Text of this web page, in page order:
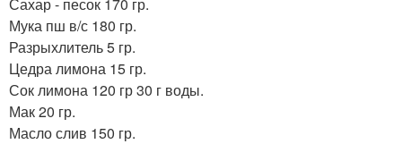
Мука пш в/с 180 гр.
Разрыхлитель 5 гр.
Цедра лимона 15 гр.
Сок лимона 120 гр 30 г воды.
Мак 20 гр.
Масло слив 150 гр.